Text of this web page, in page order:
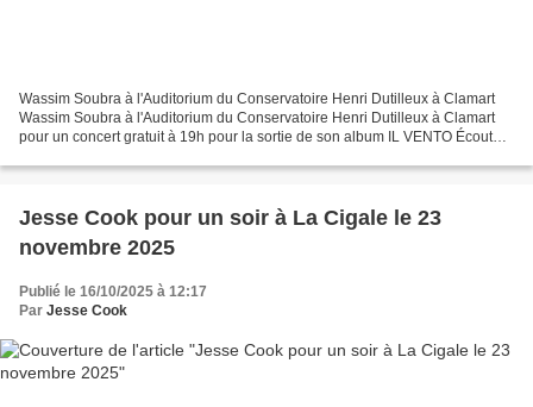
Wassim Soubra à l'Auditorium du Conservatoire Henri Dutilleux à Clamart
Wassim Soubra à l'Auditorium du Conservatoire Henri Dutilleux à Clamart
pour un concert gratuit à 19h pour la sortie de son album IL VENTO Écoutez
Jesse Cook pour un soir à La Cigale le 23
novembre 2025
Publié le 16/10/2025 à 12:17
Par Jesse Cook